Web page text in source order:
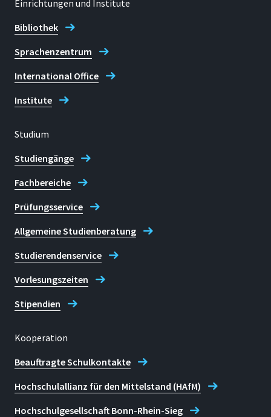
Einrichtungen und Institute
Bibliothek
Sprachenzentrum
International Office
Institute
Studium
Studiengänge
Fachbereiche
Prüfungsservice
Allgemeine Studienberatung
Studierendenservice
Vorlesungszeiten
Stipendien
Kooperation
Beauftragte Schulkontakte
Hochschulallianz für den Mittelstand (HAfM)
Hochschulgesellschaft Bonn-Rhein-Sieg